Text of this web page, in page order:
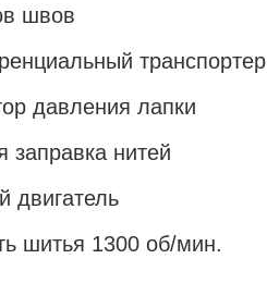
швов
транспортер
давления лапки
заправка нитей
двигатель
шитья 1300 об/мин.